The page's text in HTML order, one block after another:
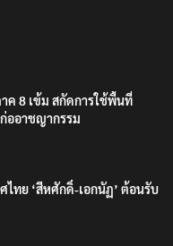
ค 8 เข้ม สกัดการใช้พื้นที่
ออาชญากรรม
ศไทย ‘สีหศักดิ์-เอกนัฏ’ ต้อนรับ